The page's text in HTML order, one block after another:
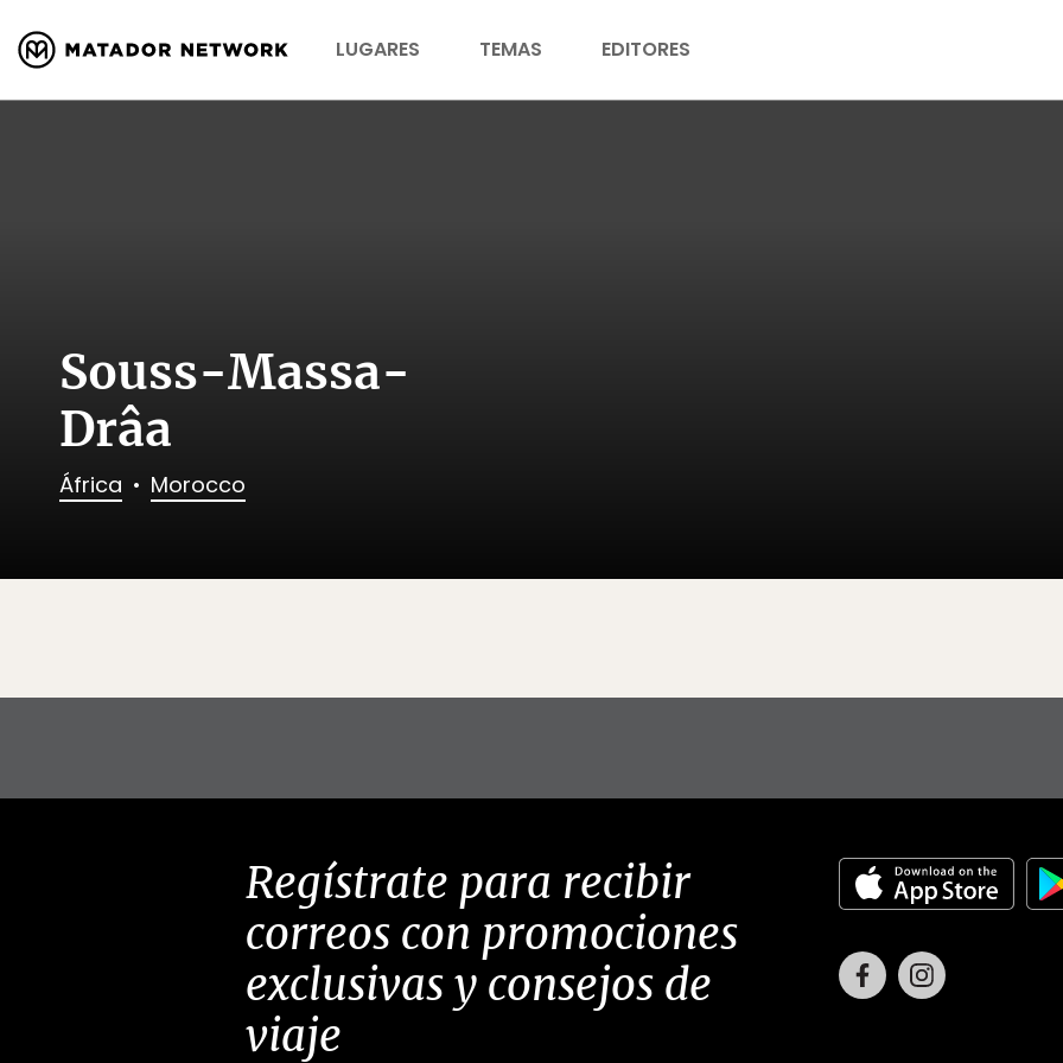
LUGARES TEMAS EDITORES
Souss-Massa-
Drâa
África Morocco
Regístrate para recibir
correos con promociones
exclusivas y consejos de
viaje
Facebook